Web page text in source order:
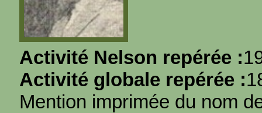
Activité Nelson repérée :
Activité globale repérée :
Mention imprimée du nom